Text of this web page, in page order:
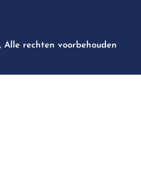
Alle rechten voorbehouden